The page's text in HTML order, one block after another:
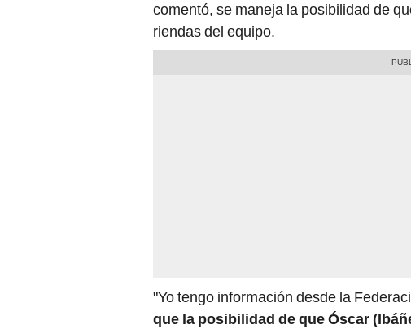
comentó, se maneja la posibilidad de
riendas del equipo.
"Yo tengo información desde la
que la posibilidad de que Óscar